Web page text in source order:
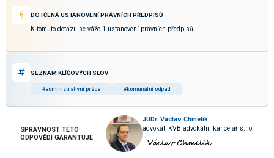
DOTČENÁ USTANOVENÍ PRÁVNÍCH PŘEDPISŮ
K tomuto dotazu se váže 1 ustanovení právních předpisů.
SEZNAM KLÍČOVÝCH SLOV
#administrativní práce #komunální odpad
SPRÁVNOST TÉTO
ODPOVĚDI GARANTUJE
JUDr. Václav Chmelík
advokát, KVB advokátní kancelář s.r.o.